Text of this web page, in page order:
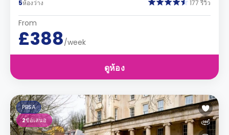
5ห้องว่าง 177 รีวิว
From
£388/week
ดูห้อง
PBSA
2ข้อเสนอ